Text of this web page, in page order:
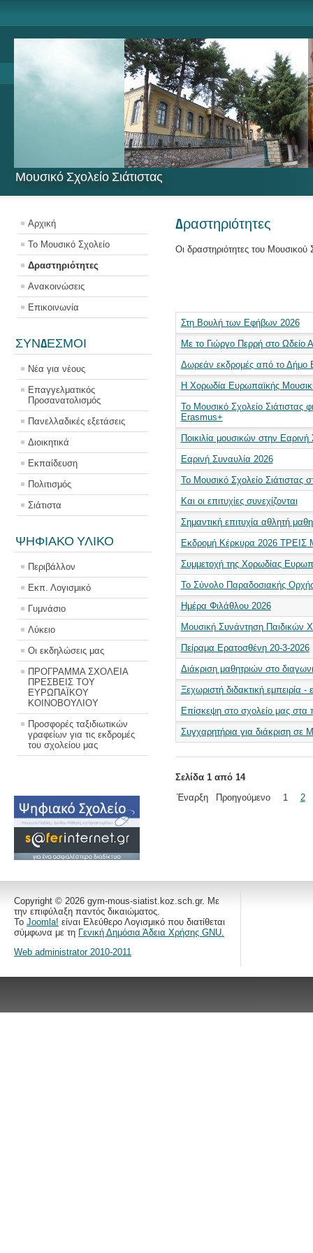
Μουσικό Σχολείο Σιάτιστας
Αρχική
Το Μουσικό Σχολείο
Δραστηριότητες
Ανακοινώσεις
Επικοινωνία
ΣΥΝΔΕΣΜΟΙ
Νέα για νέους
Επαγγελματικός
Προσανατολισμός
Πανελλαδικές εξετάσεις
Διοικητικά
Εκπαίδευση
Πολιτισμός
Σιάτιστα
ΨΗΦΙΑΚΟ ΥΛΙΚΟ
Περιβάλλον
Εκπ. Λογισμικό
Γυμνάσιο
Λύκειο
Οι εκδηλώσεις μας
ΠΡΟΓΡΑΜΜΑ ΣΧΟΛΕΙΑ
ΠΡΕΣΒΕΙΣ ΤΟΥ
ΕΥΡΩΠΑΪΚΟΥ
ΚΟΙΝΟΒΟΥΛΙΟΥ
Προσφορές ταξιδιωτικών
γραφείων για τις εκδρομές
του σχολείου μας
Δραστηριότητες
Οι δραστηριότητες του Μουσικού
Στη Βουλή των Εφήβων 2026
Με το Γιώργο Περρή στο Ωδείο
Δωρεάν εκδρομές από το Δήμο
Η Χορωδία Ευρωπαϊκής
Το Μουσικό Σχολείο Σιάτιστας
Erasmus+
Ποικιλία μουσικών στην
Εαρινή Συναυλία 2026
Το Μουσικό Σχολείο Σιάτιστας
Και οι επιτυχίες συνεχίζονται
Σημαντική επιτυχία αθλητή
Εκδρομή Κέρκυρα 2026
Συμμετοχή της Χορωδίας
Το Σύνολο Παραδοσιακής
Ημέρα Φιλάθλου 2026
Μουσική Συνάντηση Παιδικών
Πείραμα Ερατοσθένη 20-3-2026
Διάκριση μαθητριών στο
Ξεχωριστή διδακτική εμπειρία
Επίσκεψη στο σχολείο μας
Συγχαρητήρια για διάκριση σε
Σελίδα 1 από 14
Έναρξη
Προηγούμενο 1 2
Copyright © 2026 gym-mous-siatist.koz.sch.gr. Με
την επιφύλαξη παντός δικαιώματος.
Το Joomla! είναι Ελεύθερο Λογισμικό που διατίθεται
σύμφωνα με τη Γενική Δημόσια Άδεια Χρήσης GNU.
Web administrator 2010-2011